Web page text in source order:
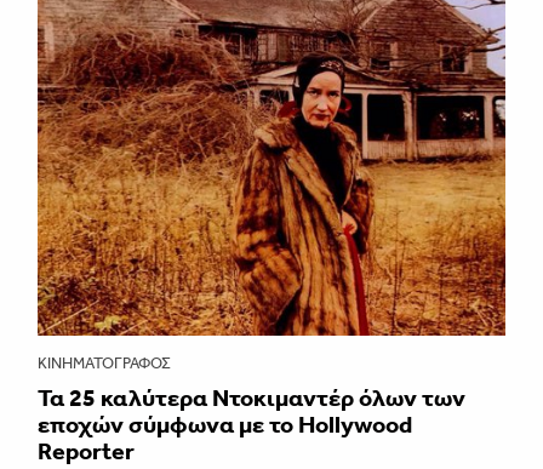
ΚΙΝΗΜΑΤΟΓΡΆΦΟΣ
Τα 25 καλύτερα Ντοκιμαντέρ όλων των
εποχών σύμφωνα με το Hollywood
Reporter